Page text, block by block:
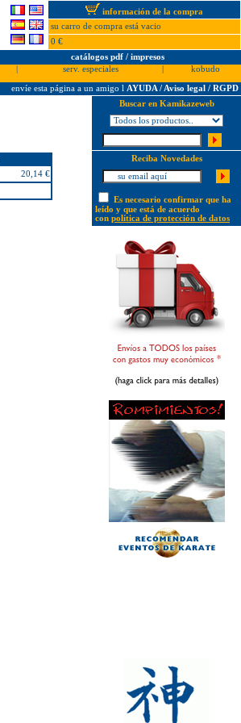
información de la compra
su carro de compra está vacio
0 €
catálogos pdf / impresos
serv. especiales
kobudo
envíe esta página a un amigo l AYUDA / Aviso legal / RGPD
20,14 €
Buscar en Kamikazeweb
Reciba Novedades
Es necesario confirmar que ha
leído y que está de acuerdo
con política de protección de datos